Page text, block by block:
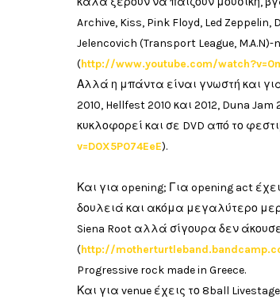
Archive, Kiss, Pink Floyd, Led
Jelencovich (Transport League,
(http://www.youtube.com/
Αλλά η μπάντα είναι γνωστή και
2010, Hellfest 2010 και 2012, Duna
κυκλοφορεί και σε DVD από το
v=D0X5P074EeE).
Και για opening; Για opening act
δουλειά και ακόμα μεγαλύτερο
Siena Root αλλά σίγουρα δεν
(http://
Progressive rock made in Greece.
Και για venue έχεις το 8ball